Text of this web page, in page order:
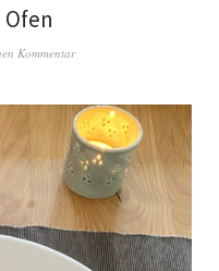
Kommentar